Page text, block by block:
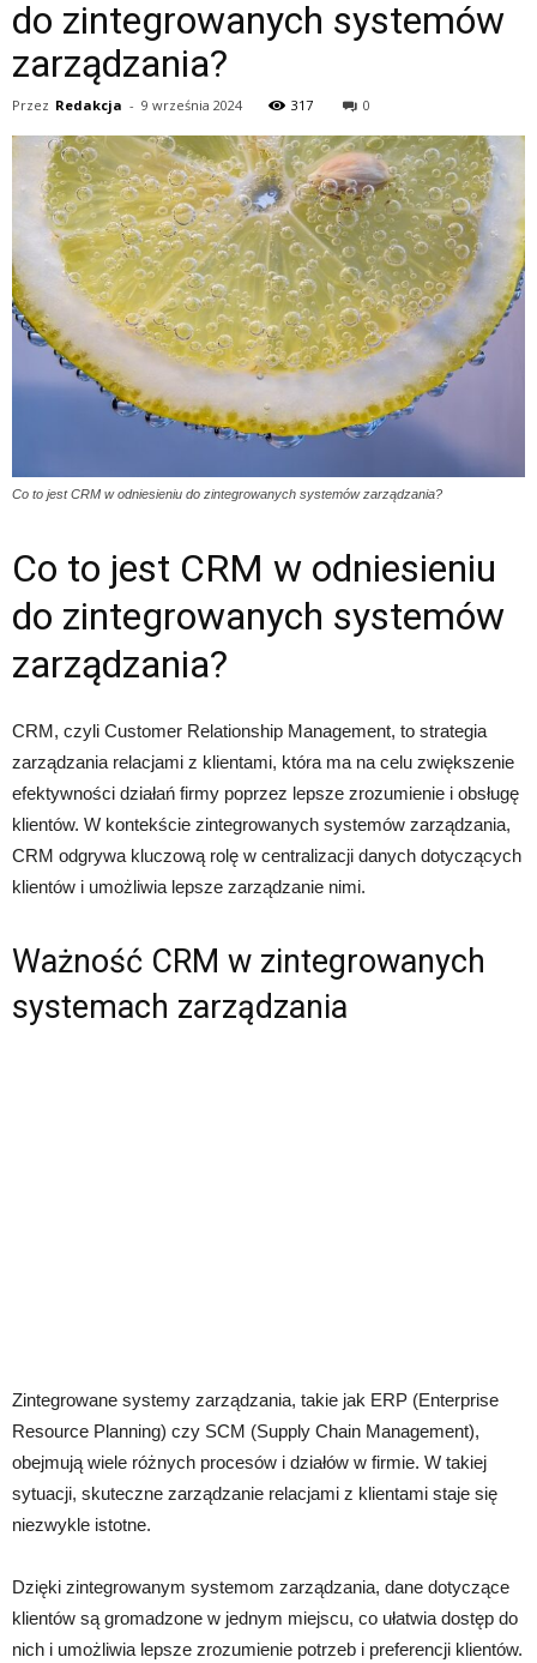
do zintegrowanych systemów
zarządzania?
Przez Redakcja - 9 września 2024 317 0
Co to jest CRM w odniesieniu do zintegrowanych systemów zarządzania?
Co to jest CRM w odniesieniu
do zintegrowanych systemów
zarządzania?
CRM, czyli Customer Relationship Management, to strategia
zarządzania relacjami z klientami, która ma na celu zwiększenie
efektywności działań firmy poprzez lepsze zrozumienie i obsługę
klientów. W kontekście zintegrowanych systemów zarządzania,
CRM odgrywa kluczową rolę w centralizacji danych dotyczących
klientów i umożliwia lepsze zarządzanie nimi.
Ważność CRM w zintegrowanych
systemach zarządzania
Zintegrowane systemy zarządzania, takie jak ERP (Enterprise
Resource Planning) czy SCM (Supply Chain Management),
obejmują wiele różnych procesów i działów w firmie. W takiej
sytuacji, skuteczne zarządzanie relacjami z klientami staje się
niezwykle istotne.
Dzięki zintegrowanym systemom zarządzania, dane dotyczące
klientów są gromadzone w jednym miejscu, co ułatwia dostęp do
nich i umożliwia lepsze zrozumienie potrzeb i preferencji klientów.